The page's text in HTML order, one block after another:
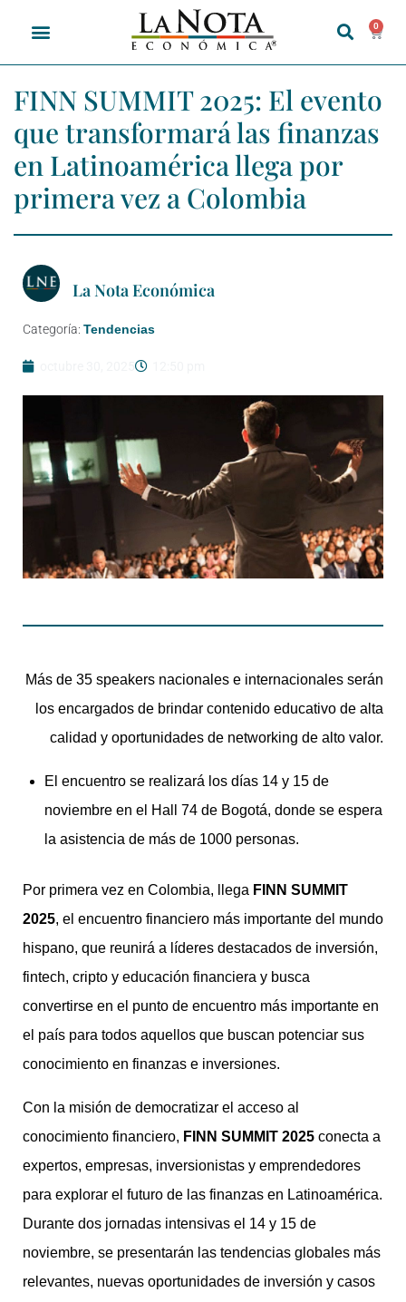
0
FINN SUMMIT 2025: El evento
que transformará las finanzas
en Latinoamérica llega por
primera vez a Colombia
La Nota Económica
Categoría: Tendencias
Más de 35 speakers nacionales e internacionales serán
los encargados de brindar contenido educativo de alta
calidad y oportunidades de networking de alto valor.
El encuentro se realizará los días 14 y 15 de
noviembre en el Hall 74 de Bogotá, donde se espera
la asistencia de más de 1000 personas.
Por primera vez en Colombia, llega FINN SUMMIT
2025, el encuentro financiero más importante del mundo
hispano, que reunirá a líderes destacados de inversión,
fintech, cripto y educación financiera y busca
convertirse en el punto de encuentro más importante en
el país para todos aquellos que buscan potenciar sus
conocimiento en finanzas e inversiones.
Con la misión de democratizar el acceso al
conocimiento financiero, FINN SUMMIT 2025 conecta a
expertos, empresas, inversionistas y emprendedores
para explorar el futuro de las finanzas en Latinoamérica.
Durante dos jornadas intensivas el 14 y 15 de
noviembre, se presentarán las tendencias globales más
relevantes, nuevas oportunidades de inversión y casos